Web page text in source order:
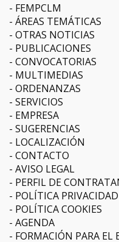
FEMPCLM
ÁREAS TEMÁTICAS
OTRAS NOTICIAS
PUBLICACIONES
CONVOCATORIAS
MULTIMEDIAS
ORDENANZAS
SERVICIOS
EMPRESA
SUGERENCIAS
LOCALIZACIÓN
CONTACTO
AVISO LEGAL
PERFIL DE
POLÍTICA PRIVACIDAD
POLÍTICA COOKIES
AGENDA
FORMACIÓN PARA EL